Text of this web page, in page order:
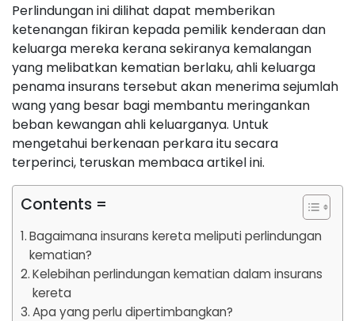
Perlindungan ini dilihat dapat memberikan
ketenangan fikiran kepada pemilik kenderaan dan
keluarga mereka kerana sekiranya kemalangan
yang melibatkan kematian berlaku, ahli keluarga
penama insurans tersebut akan menerima sejumlah
wang yang besar bagi membantu meringankan
beban kewangan ahli keluarganya. Untuk
mengetahui berkenaan perkara itu secara
terperinci, teruskan membaca artikel ini.
Contents =
Bagaimana insurans kereta meliputi perlindungan
kematian?
Kelebihan perlindungan kematian dalam insurans
kereta
Apa yang perlu dipertimbangkan?